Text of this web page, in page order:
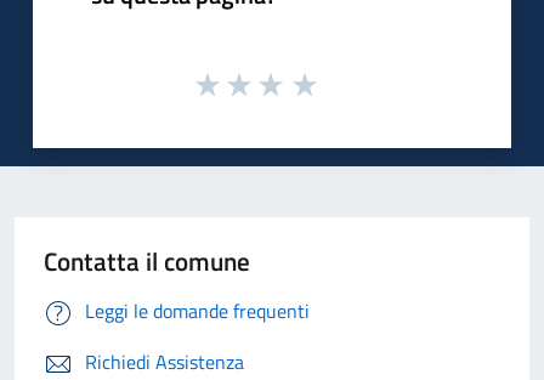
Contatta il comune
Leggi le domande frequenti
Richiedi Assistenza